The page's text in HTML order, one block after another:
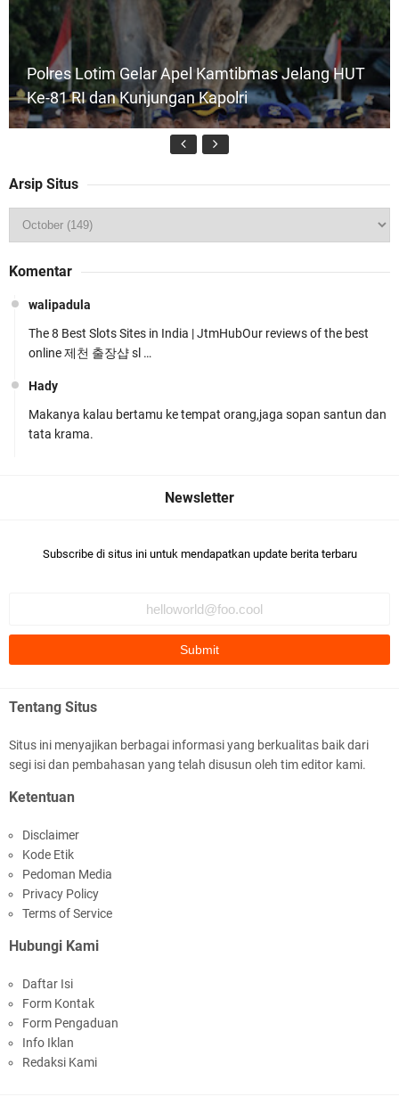
Polres Lotim Gelar Apel Kamtibmas Jelang HUT
Ke-81 RI dan Kunjungan Kapolri
Rosyadi, S.H. Siap Melanjukan
Ditlantas Polda NTB Edukasi Tertib Berlalu di
Polda NTB Apresiasi BKTM Lelede Sampaikan
Pesan Kamtibmas
Darah Jelang HUT RI_ Ke 81
Arsip Situs
Komentar
walipadula
The 8 Best Slots Sites in India | JtmHubOur reviews of the best
online 제천 출장샵 sl …
Hady
Makanya kalau bertamu ke tempat orang,jaga sopan santun dan
tata krama.
Subscribe di situs ini untuk mendapatkan update berita terbaru
Tentang Situs
Situs ini menyajikan berbagai informasi yang berkualitas baik dari
segi isi dan pembahasan yang telah disusun oleh tim editor kami.
Ketentuan
Disclaimer
Kode Etik
Pedoman Media
Privacy Policy
Terms of Service
Hubungi Kami
Daftar Isi
Form Kontak
Form Pengaduan
Info Iklan
Redaksi Kami